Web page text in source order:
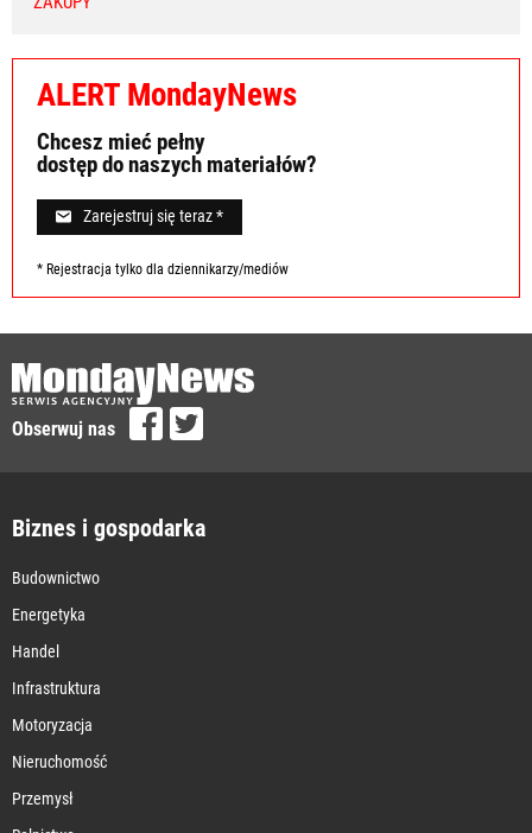
ALERT MondayNews
Chcesz mieć pełny
dostęp do naszych materiałów?
Zarejestruj się teraz *
* Rejestracja tylko dla dziennikarzy/mediów
Obserwuj nas
Biznes i gospodarka
Budownictwo
Energetyka
Handel
Infrastruktura
Motoryzacja
Nieruchomość
Przemysł